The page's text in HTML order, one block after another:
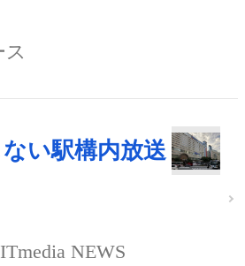
い駅構内放送
ITmedia NEWS